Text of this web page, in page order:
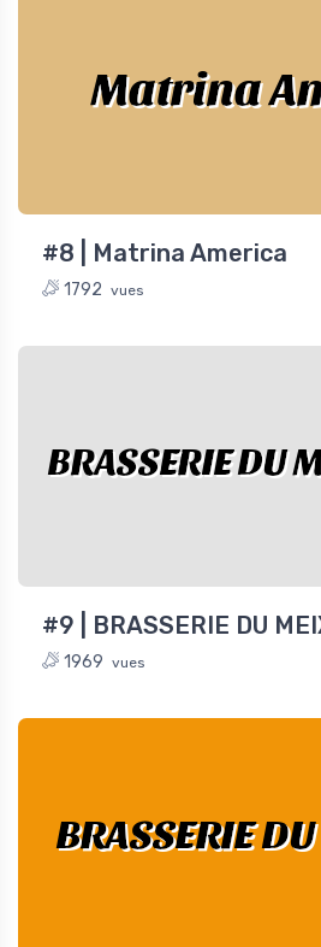
Matrina
#8 | Matrina America
1792 vues
BRASSERIE DU
#9 | BRASSERIE DU
1969 vues
BRASSERIE